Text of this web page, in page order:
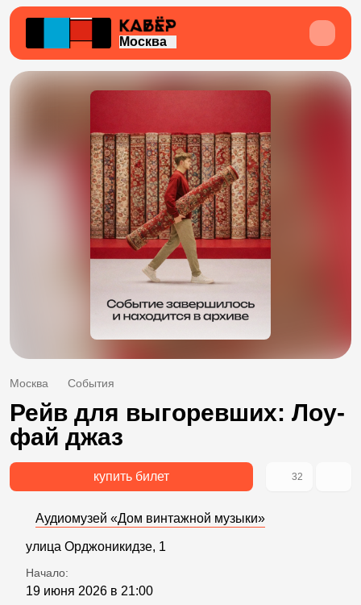
Москва
Москва События
Рейв для выгоревших: Лоу-
фай джаз
купить билет 32
Аудиомузей «Дом винтажной музыки»
улица Орджоникидзе, 1
Начало:
19 июня 2026 в 21:00